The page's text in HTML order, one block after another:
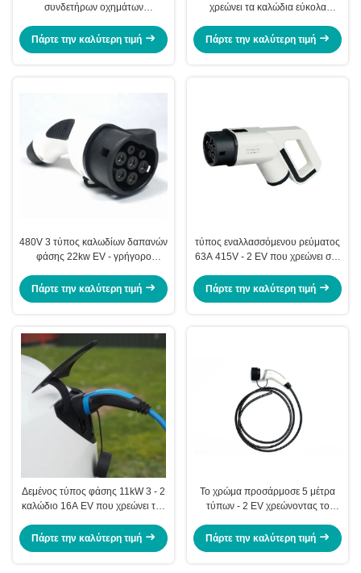
συνδετήρων οχημάτων
Πάρτε την καλύτερη τιμή
χρεώνει τα καλώδια εύκολα
βούλωμα 2
Πάρτε την καλύτερη τιμή
480V 3 τύπος καλωδίων δαπανών
φάσης 22kw EV - γρήγορο
Πάρτε την καλύτερη τιμή
τύπος εναλλασσόμενου ρεύματος
63A 415V - 2 EV που χρεώνει στο
γρήγορα χρέωσης
Πάρτε την καλύτερη τιμή
Δεμένος τύπος φάσης 11kW 3 - 2
καλώδιο 16A EV που χρεώνει τον
Πάρτε την καλύτερη τιμή
Το χρώμα προσάρμοσε 5 μέτρα
τύπων - 2 EV χρεώνοντας το
32A IP67
Πάρτε την καλύτερη τιμή